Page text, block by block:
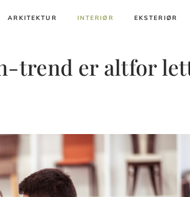
ARKITEKTUR INTERIØR EKSTERIØR
trend er altfor